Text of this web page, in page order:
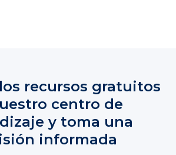
recursos gratuitos
centro de
y toma una
informada